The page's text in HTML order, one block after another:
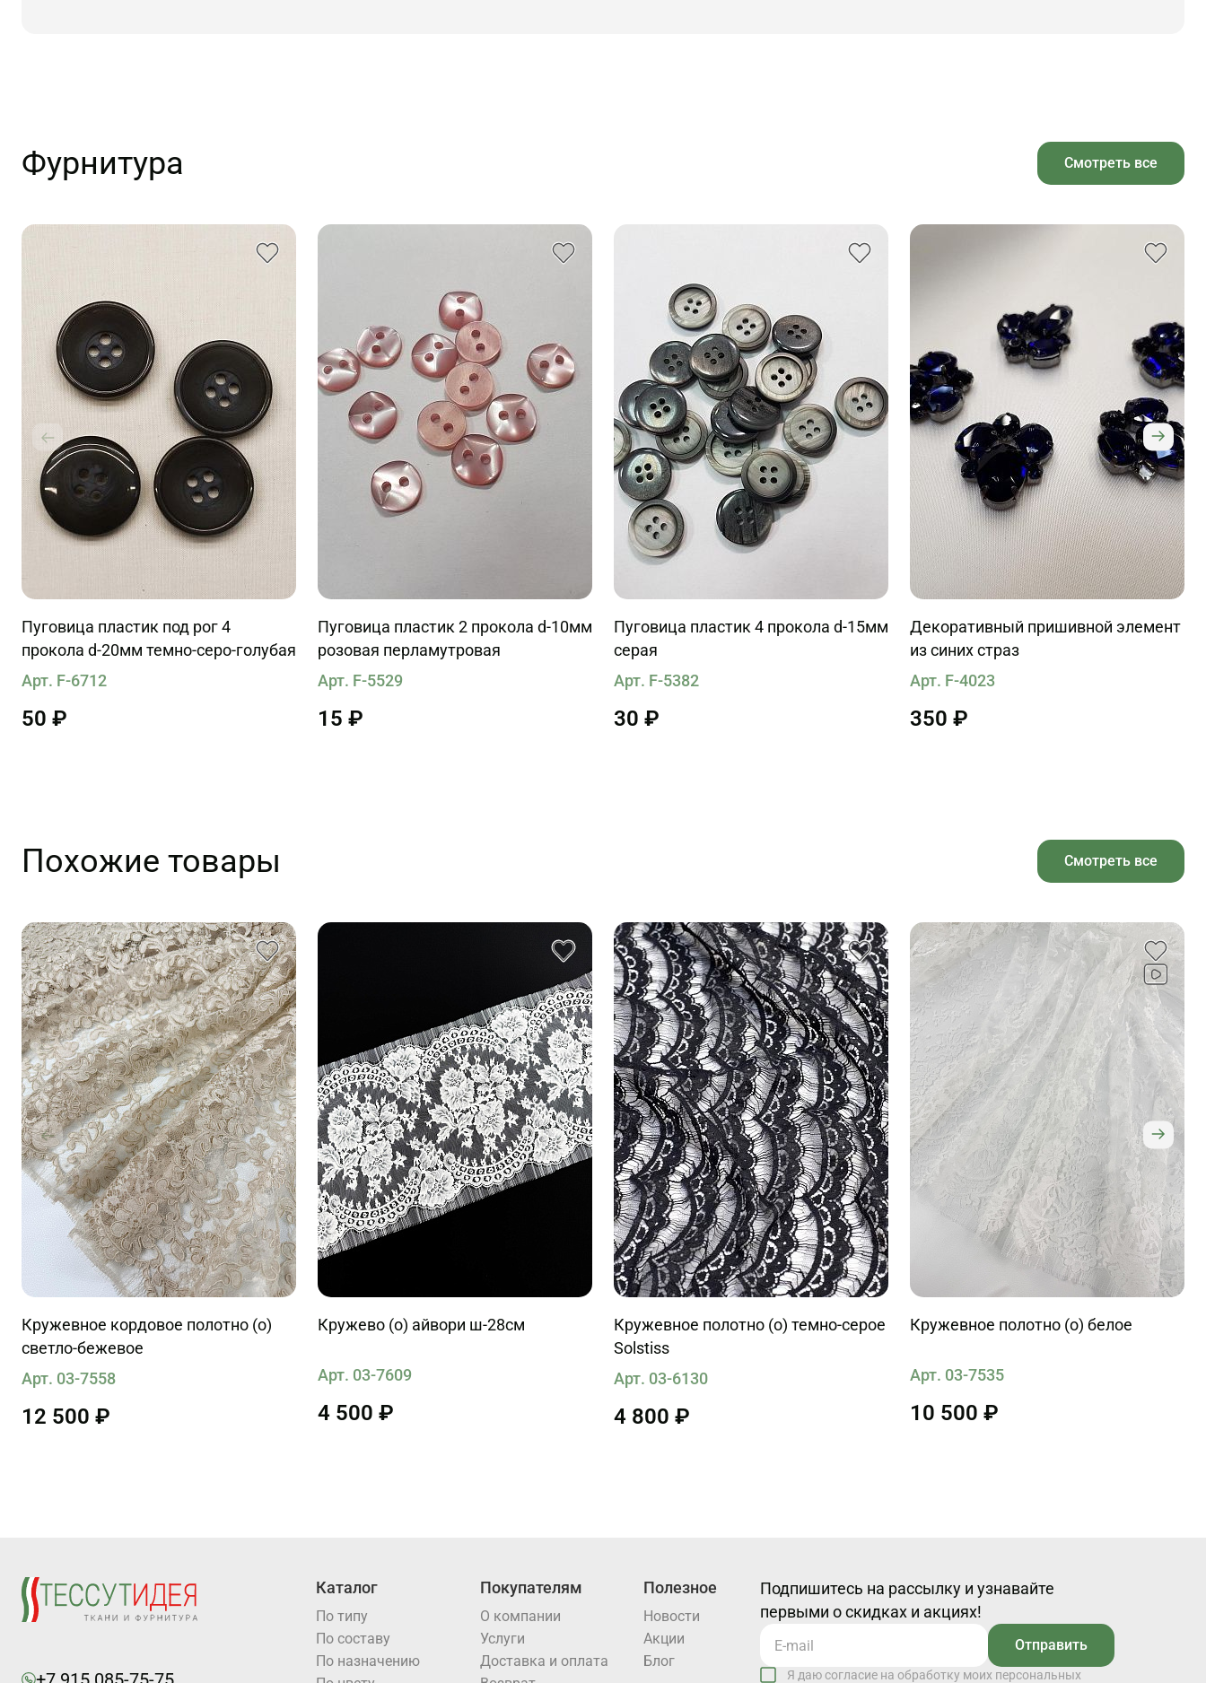
Фурнитура Смотреть все
Пуговица пластик под рог 4
прокола d-20мм темно-серо-голубая
Арт. F-6712
50 ₽
Пуговица пластик 2 прокола d-10мм
розовая перламутровая
Арт. F-5529
15 ₽
Пуговица пластик 4 прокола d-15мм
серая
Арт. F-5382
30 ₽
Декоративный пришивной элемент
из синих страз
Арт. F-4023
350 ₽
Похожие товары Смотреть все
Кружевное кордовое полотно (о)
светло-бежевое
Арт. 03-7558
12 500 ₽
Кружево (о) айвори ш-28см
Арт. 03-7609
4 500 ₽
Кружевное полотно (о) темно-серое
Solstiss
Арт. 03-6130
4 800 ₽
Кружевное полотно (о) белое
Арт. 03-7535
10 500 ₽
Каталог
По типу
По составу
По назначению
Покупателям
О компании
Услуги
Доставка и оплата
Полезное
Новости
Акции
Блог
Подпишитесь на рассылку и узнавайте
первыми о скидках и акциях!
Отправить
Я даю согласие на обработку моих персональных